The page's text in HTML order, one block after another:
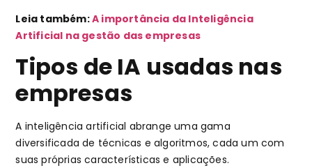
Leia também:A importância da Inteligência
Artificial na gestão das empresas
Tipos de IA usadas nas
empresas
A inteligência artificial abrange uma gama
diversificada de técnicas e algoritmos, cada um com
suas próprias características e aplicações.